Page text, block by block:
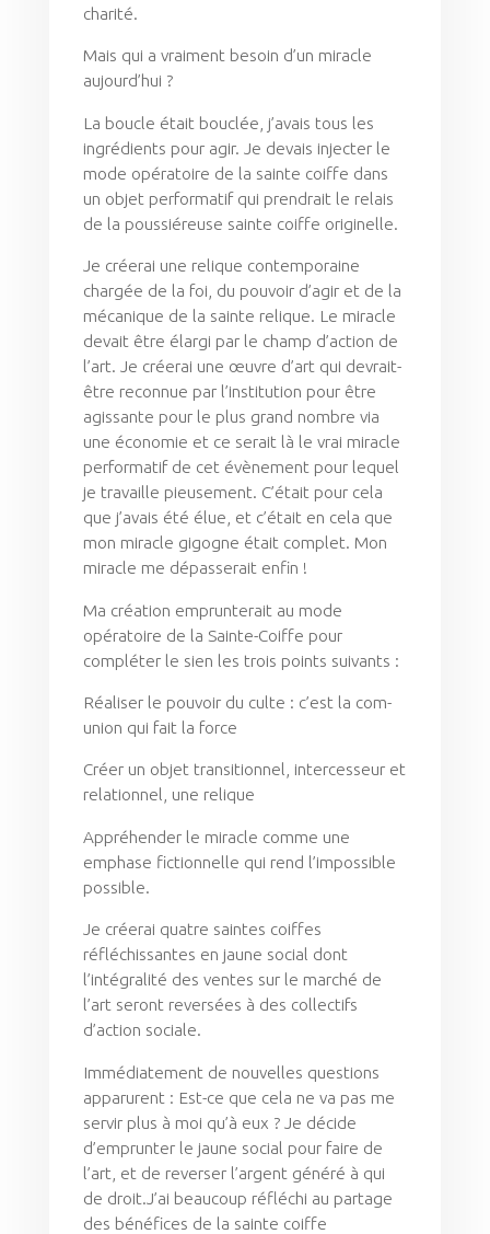
charité.
Mais qui a vraiment besoin d’un miracle
aujourd’hui ?
La boucle était bouclée, j’avais tous les
ingrédients pour agir. Je devais injecter le
mode opératoire de la sainte coiffe dans
un objet performatif qui prendrait le relais
de la poussiéreuse sainte coiffe originelle.
Je créerai une relique contemporaine
chargée de la foi, du pouvoir d’agir et de la
mécanique de la sainte relique. Le miracle
devait être élargi par le champ d’action de
l’art. Je créerai une œuvre d’art qui devrait-
être reconnue par l’institution pour être
agissante pour le plus grand nombre via
une économie et ce serait là le vrai miracle
performatif de cet évènement pour lequel
je travaille pieusement. C’était pour cela
que j’avais été élue, et c’était en cela que
mon miracle gigogne était complet. Mon
miracle me dépasserait enfin !
Ma création emprunterait au mode
opératoire de la Sainte-Coiffe pour
compléter le sien les trois points suivants :
Réaliser le pouvoir du culte : c’est la com-
union qui fait la force
Créer un objet transitionnel, intercesseur et
relationnel, une relique
Appréhender le miracle comme une
emphase fictionnelle qui rend l’impossible
possible.
Je créerai quatre saintes coiffes
réfléchissantes en jaune social dont
l’intégralité des ventes sur le marché de
l’art seront reversées à des collectifs
d’action sociale.
Immédiatement de nouvelles questions
apparurent : Est-ce que cela ne va pas me
servir plus à moi qu’à eux ? Je décide
d’emprunter le jaune social pour faire de
l’art, et de reverser l’argent généré à qui
de droit.J’ai beaucoup réfléchi au partage
des bénéfices de la sainte coiffe